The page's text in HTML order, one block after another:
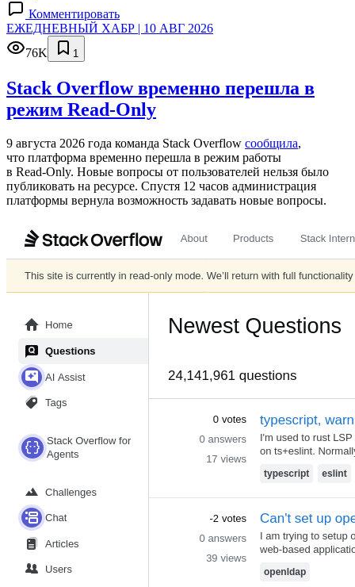
Комментировать
ЕЖЕДНЕВНЫЙ ХАБР | 10 АВГ 2026
76K
1
Stack Overflow временно перешла в
режим Read-Only
9 августа 2026 года команда Stack Overflow сообщила,
что платформа временно перешла в режим работы
в Read‑Only. Новые вопросы от пользователей нельзя было
публиковать на ресурсе. Спустя 12 часов администрация
платформы вернула возможность задавать новые вопросы.